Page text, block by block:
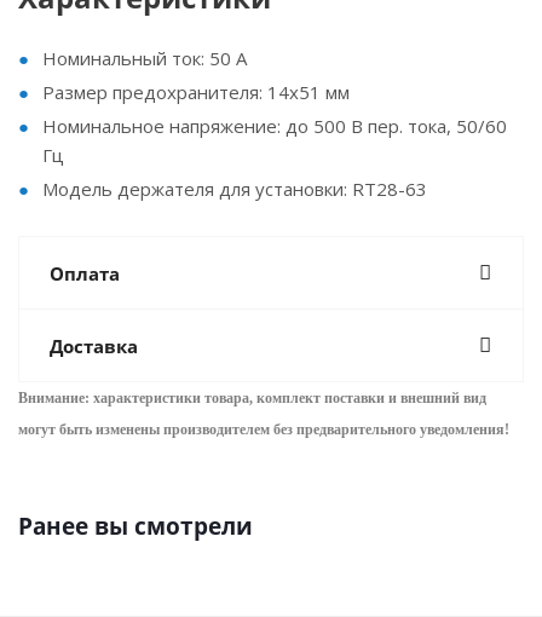
Номинальный ток: 50 А
Размер предохранителя: 14х51 мм
Номинальное напряжение: до 500 В пер. тока, 50/60
Гц
Модель держателя для установки: RT28-63
Оплата
Доставка
Внимание: характеристики товара, комплект поставки и внешний вид
могут быть изменены производителем без предварительного уведомления!
Ранее вы смотрели